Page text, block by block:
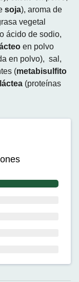
soja), aroma de
vegetal
ácido de sodio,
en polvo
en polvo), sal,
(metabisulfito
láctea (proteínas